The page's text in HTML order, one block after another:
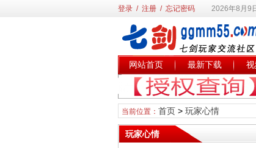
登录/ 注册/ 忘记密码 2026年8月9
网站首页 最新下载
当前位置： 首页> 玩家心情
玩家心情